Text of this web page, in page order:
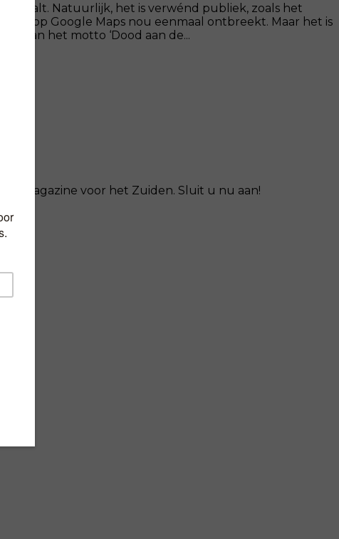
haalt. Natuurlijk, het is verwénd publiek, zoals het
op Google Maps nou eenmaal ontbreekt. Maar het is
van het motto ‘Dood aan de...
voor het Zuiden. Sluit u nu aan!